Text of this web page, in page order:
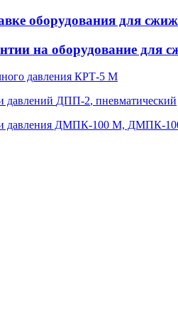
оборудования для
на оборудование для
давления КРТ-5 М
давлений ДПП-2, пневматический
давления ДМПК-100 М, ДМПК-